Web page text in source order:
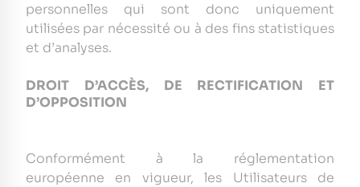
personnelles qui sont donc uniquement
utilisées par nécessité ou à des fins statistiques
et d’analyses.
DROIT D’ACCÈS, DE RECTIFICATION ET
D’OPPOSITION
Conformément à la réglementation
européenne en vigueur, les Utilisateurs de